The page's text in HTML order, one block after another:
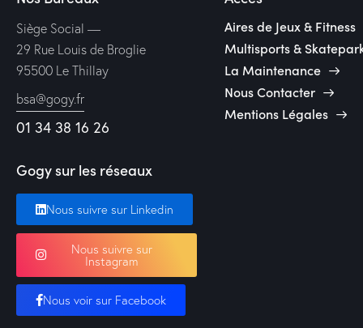
Siège Social —
29 Rue Louis de Broglie
95500 Le Thillay
bsa@gogy.fr
01 34 38 16 26
Aires de Jeux & Fitness
Multisports &
La Maintenance
Nous Contacter
Mentions Légales
Gogy sur les réseaux
Nous suivre sur Linkedin
Nous suivre sur
Instagram
Nous voir sur Facebook